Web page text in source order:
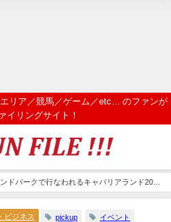
リア／競馬／ゲーム／etc… のファンが
イリングサイト！
ドパークで行なわれるキャバリアランド2024
愛犬長寿を祈願するコミュニティ「SHC20」
ビジネス pickup イベント